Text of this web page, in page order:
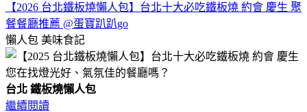
【2026 台北鐵板燒懶人包】台北十大必吃鐵板燒 約會 慶生 聚
餐餐廳推薦 @蛋寶趴趴go
懶人包 美味食記
您在找燈光好、氣氛佳的餐廳嗎？
台北 鐵板燒懶人包
繼續閱讀